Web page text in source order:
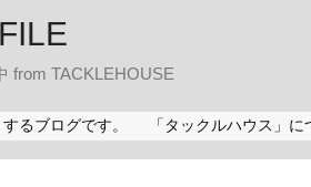
from TACKLEHOUSE
るブログです。 「タックルハウス」に